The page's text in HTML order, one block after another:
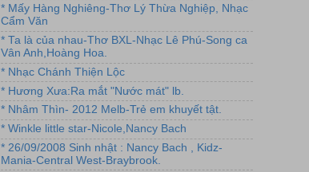
* Mấy Hàng Nghiêng-Thơ Lý Thừa Nghiệp, Nhạc
Cẩm Văn
* Ta là của nhau-Thơ BXL-Nhạc Lê Phú-Song ca
Vân Anh,Hoàng Hoa.
* Nhạc Chánh Thiện Lộc
* Hương Xưa:Ra mắt "Nước mát" lb.
* Nhâm Thìn- 2012 Melb-Trẻ em khuyết tật.
* Winkle little star-Nicole,Nancy Bach
* 26/09/2008 Sinh nhật : Nancy Bach , Kidz-
Mania-Central West-Braybrook.